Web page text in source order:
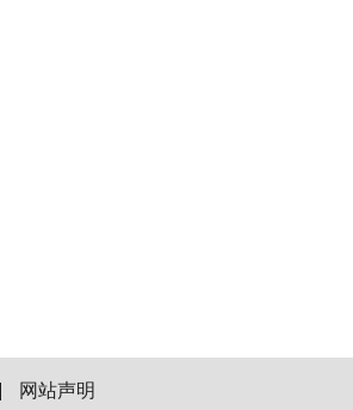
网站声明